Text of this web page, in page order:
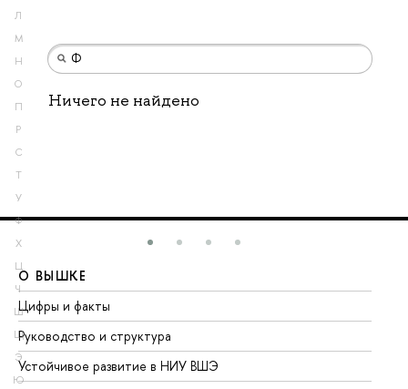
Л
М
Н
О
П
Р
С
Т
У
Ф
Х
Ц
Ч
Ш
Щ
Э
Ю
Ничего не найдено
О ВЫШКЕ
Цифры и факты
Руководство и структура
Устойчивое развитие в НИУ ВШЭ